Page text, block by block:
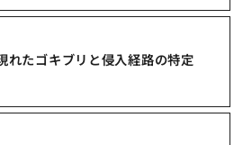
れたゴキブリと侵入経路の特定